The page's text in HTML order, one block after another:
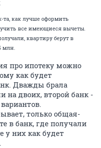
та, как лучше оформить
все имеющиеся вычеты.
квартиру берут в
млн.
про ипотеку можно
как будет
Дважды брала
на двоих, второй банк -
только общая-
в банк, где получали
у них как будет